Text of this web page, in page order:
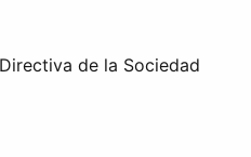
de la Sociedad